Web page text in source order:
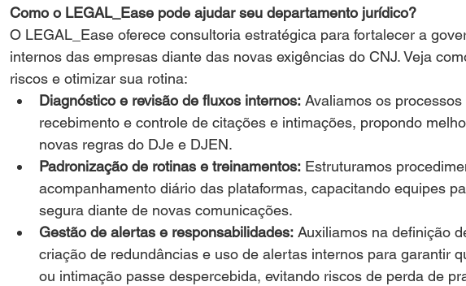
Como o LEGAL_Ease pode ajudar seu departamento jurídico?
O LEGAL_Ease oferece consultoria estratégica para fortalecer a
internos das empresas diante das novas exigências do CNJ. Veja
riscos e otimizar sua rotina:
Diagnóstico e revisão de fluxos internos: Avaliamos os
recebimento e controle de citações e intimações, propondo
novas regras do DJe e DJEN.
Padronização de rotinas e treinamentos: Estruturamos
acompanhamento diário das plataformas, capacitando equipes
segura diante de novas comunicações.
Gestão de alertas e responsabilidades: Auxiliamos na definição
criação de redundâncias e uso de alertas internos para garantir
ou intimação passe despercebida, evitando riscos de perda de